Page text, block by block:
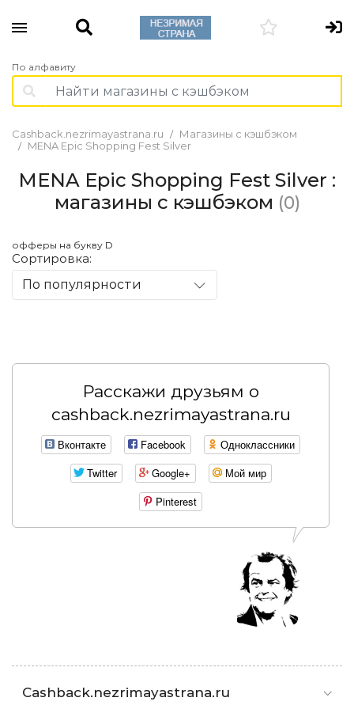
По алфавиту
Cashback.nezrimayastrana.ru
Магазины с кэшбэком
MENA Epic Shopping Fest Silver
MENA Epic Shopping Fest Silver :
магазины с кэшбэком (0)
офферы на букву D
Сортировка:
По популярности
Расскажи друзьям о
cashback.nezrimayastrana.ru
Вконтакте Facebook
Одноклассники
Twitter
Google+
Мой мир
Pinterest
Cashback.nezrimayastrana.ru